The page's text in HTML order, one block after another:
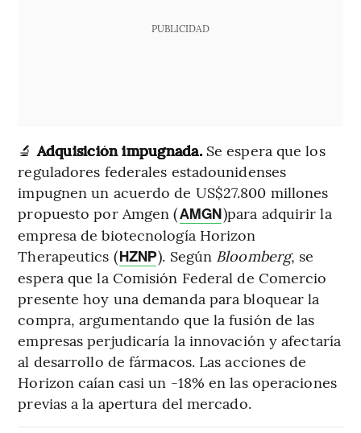
PUBLICIDAD
🔬Adquisición impugnada.Se espera que los
reguladores federales estadounidenses
impugnen un acuerdo de US$27.800 millones
propuesto por Amgen (AMGN)para adquirir la
empresa de biotecnología Horizon
Therapeutics (HZNP). Según Bloomberg, se
espera que la Comisión Federal de Comercio
presente hoy una demanda para bloquear la
compra, argumentando que la fusión de las
empresas perjudicaría la innovación y afectaría
al desarrollo de fármacos. Las acciones de
Horizon caían casi un -18% en las operaciones
previas a la apertura del mercado.